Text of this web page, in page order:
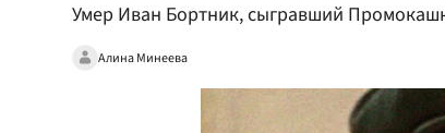
Умер Иван Бортник, сыгравший
Алина Минеева